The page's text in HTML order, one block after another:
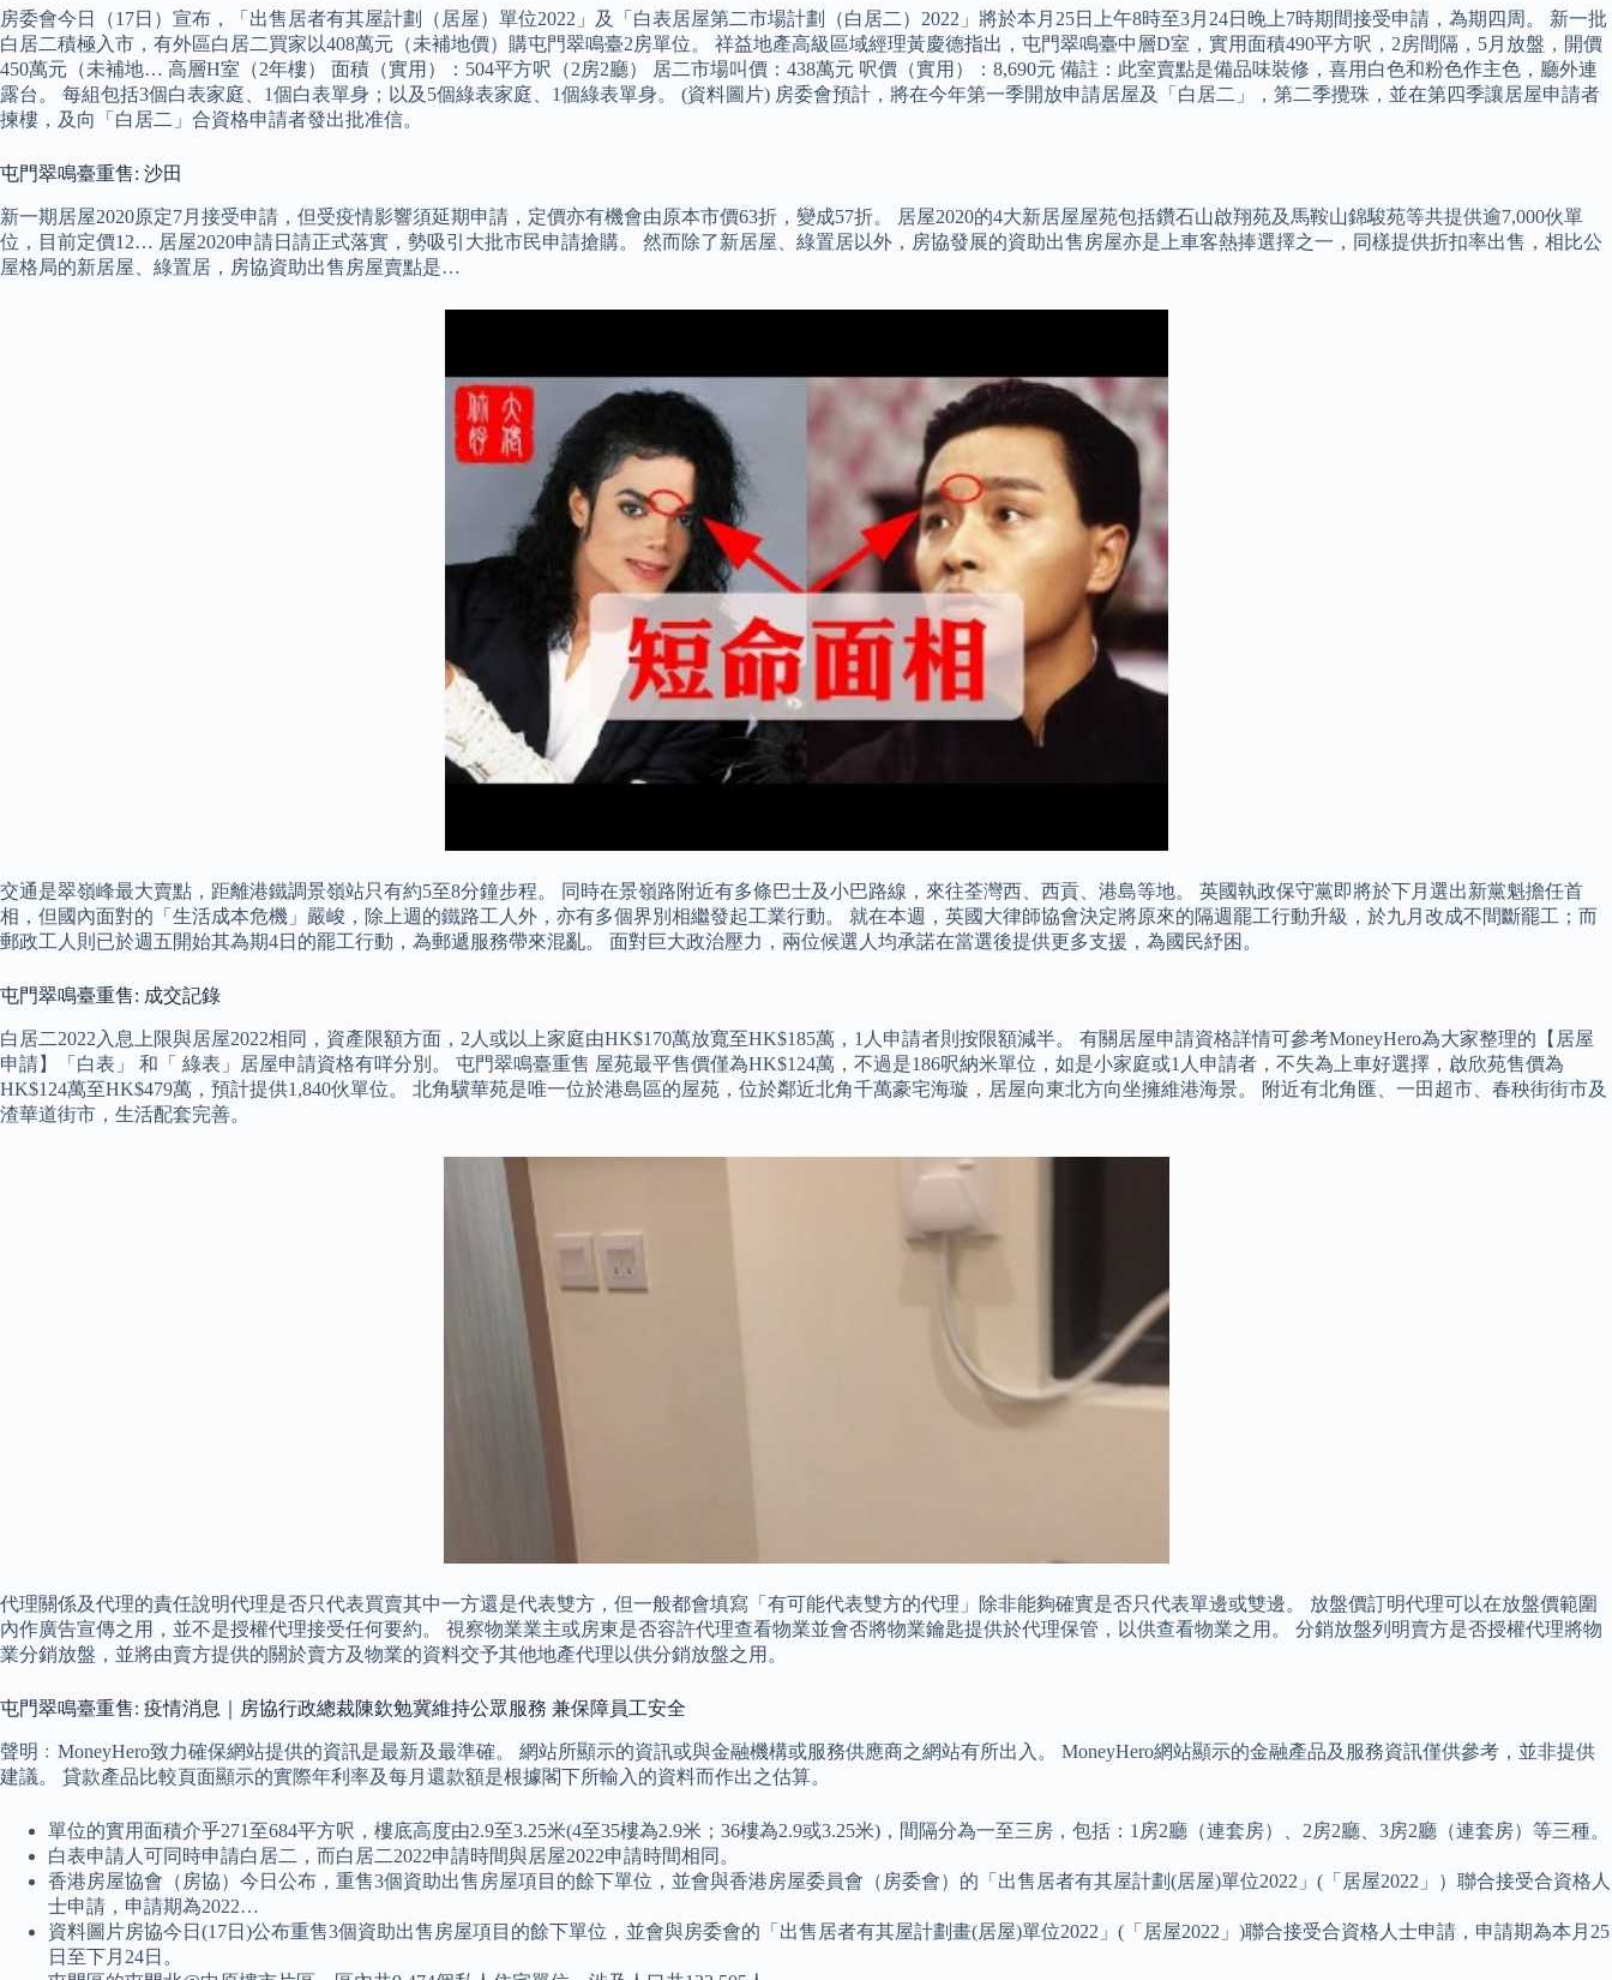
房委會今日（17日）宣布，「出售居者有其屋計劃（居屋）單位2022」及「白表居屋第二市場計劃（白居二）2022」將於本月25日上午8時至3月24日晚上7時期間接受申請，為期四周。 新一批
白居二積極入市，有外區白居二買家以408萬元（未補地價）購屯門翠鳴臺2房單位。 祥益地產高級區域經理黃慶德指出，屯門翠鳴臺中層D室，實用面積490平方呎，2房間隔，5月放盤，開價
450萬元（未補地… 高層H室（2年樓） 面積（實用）：504平方呎（2房2廳） 居二市場叫價：438萬元 呎價（實用）：8,690元 備註：此室賣點是備品味裝修，喜用白色和粉色作主色，廳外連
露台。 每組包括3個白表家庭、1個白表單身；以及5個綠表家庭、1個綠表單身。 (資料圖片) 房委會預計，將在今年第一季開放申請居屋及「白居二」，第二季攪珠，並在第四季讓居屋申請者
揀樓，及向「白居二」合資格申請者發出批准信。
屯門翠鳴臺重售: 沙田
新一期居屋2020原定7月接受申請，但受疫情影響須延期申請，定價亦有機會由原本市價63折，變成57折。 居屋2020的4大新居屋屋苑包括鑽石山啟翔苑及馬鞍山錦駿苑等共提供逾7,000伙單
位，目前定價12… 居屋2020申請日請正式落實，勢吸引大批市民申請搶購。 然而除了新居屋、綠置居以外，房協發展的資助出售房屋亦是上車客熱捧選擇之一，同樣提供折扣率出售，相比公
屋格局的新居屋、綠置居，房協資助出售房屋賣點是…
交通是翠嶺峰最大賣點，距離港鐵調景嶺站只有約5至8分鐘步程。 同時在景嶺路附近有多條巴士及小巴路線，來往荃灣西、西貢、港島等地。 英國執政保守黨即將於下月選出新黨魁擔任首
相，但國內面對的「生活成本危機」嚴峻，除上週的鐵路工人外，亦有多個界別相繼發起工業行動。 就在本週，英國大律師協會決定將原來的隔週罷工行動升級，於九月改成不間斷罷工；而
郵政工人則已於週五開始其為期4日的罷工行動，為郵遞服務帶來混亂。 面對巨大政治壓力，兩位候選人均承諾在當選後提供更多支援，為國民紓困。
屯門翠鳴臺重售: 成交記錄
白居二2022入息上限與居屋2022相同，資產限額方面，2人或以上家庭由HK$170萬放寬至HK$185萬，1人申請者則按限額減半。 有關居屋申請資格詳情可參考MoneyHero為大家整理的【居屋
申請】「白表」 和「 綠表」居屋申請資格有咩分別。 屯門翠鳴臺重售 屋苑最平售價僅為HK$124萬，不過是186呎納米單位，如是小家庭或1人申請者，不失為上車好選擇，啟欣苑售價為
HK$124萬至HK$479萬，預計提供1,840伙單位。 北角驥華苑是唯一位於港島區的屋苑，位於鄰近北角千萬豪宅海璇，居屋向東北方向坐擁維港海景。 附近有北角匯、一田超市、春秧街街市及
渣華道街市，生活配套完善。
代理關係及代理的責任說明代理是否只代表買賣其中一方還是代表雙方，但一般都會填寫「有可能代表雙方的代理」除非能夠確實是否只代表單邊或雙邊。 放盤價訂明代理可以在放盤價範圍
內作廣告宣傳之用，並不是授權代理接受任何要約。 視察物業業主或房東是否容許代理查看物業並會否將物業鑰匙提供於代理保管，以供查看物業之用。 分銷放盤列明賣方是否授權代理將物
業分銷放盤，並將由賣方提供的關於賣方及物業的資料交予其他地產代理以供分銷放盤之用。
屯門翠鳴臺重售: 疫情消息｜房協行政總裁陳欽勉冀維持公眾服務 兼保障員工安全
聲明﹕MoneyHero致力確保網站提供的資訊是最新及最準確。 網站所顯示的資訊或與金融機構或服務供應商之網站有所出入。 MoneyHero網站顯示的金融產品及服務資訊僅供參考，並非提供
建議。 貸款產品比較頁面顯示的實際年利率及每月還款額是根據閣下所輸入的資料而作出之估算。
單位的實用面積介乎271至684平方呎，樓底高度由2.9至3.25米(4至35樓為2.9米；36樓為2.9或3.25米)，間隔分為一至三房，包括：1房2廳（連套房）、2房2廳、3房2廳（連套房）等三種。
白表申請人可同時申請白居二，而白居二2022申請時間與居屋2022申請時間相同。
香港房屋協會（房協）今日公布，重售3個資助出售房屋項目的餘下單位，並會與香港房屋委員會（房委會）的「出售居者有其屋計劃(居屋)單位2022」(「居屋2022」）聯合接受合資格人
士申請，申請期為2022…
資料圖片房協今日(17日)公布重售3個資助出售房屋項目的餘下單位，並會與房委會的「出售居者有其屋計劃畫(居屋)單位2022」(「居屋2022」)聯合接受合資格人士申請，申請期為本月25
日至下月24日。